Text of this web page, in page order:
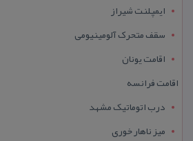
ایمپلنت شیراز
سقف متحرک آلومینیومی
اقامت یونان
اقامت فرانسه
درب اتوماتیک مشهد
میز ناهار خوری